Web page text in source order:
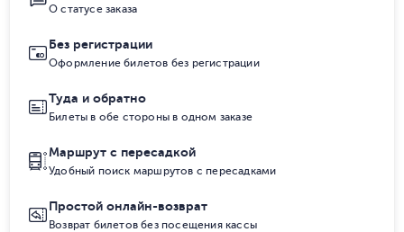
О статусе заказа
Без регистрации
Оформление билетов без регистрации
Туда и обратно
Билеты в обе стороны в одном заказе
Маршрут с пересадкой
Удобный поиск маршрутов с пересадками
Простой онлайн-возврат
Возврат билетов без посещения кассы